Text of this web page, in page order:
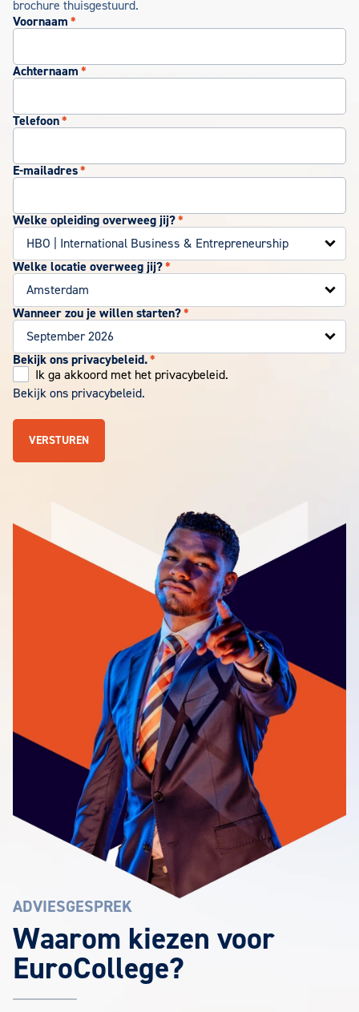
brochure thuisgestuurd.
Voornaam *
Achternaam *
Telefoon*
E-mailadres*
Welke opleiding overweeg jij?*
Welke locatie overweeg jij?*
Wanneer zou je willen starten?*
Bekijk ons privacybeleid.*
Ik ga akkoord met het privacybeleid.
Bekijk ons privacybeleid.
ADVIESGESPREK
Waarom kiezen voor
EuroCollege?